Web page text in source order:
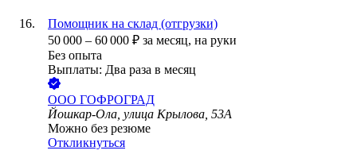
Помощник на склад (отгрузки)
50 000 – 60 000 ₽ за месяц, на руки
Без опыта
Выплаты: Два раза в месяц
ООО ГОФРОГРАД
Йошкар-Ола, улица Крылова, 53А
Можно без резюме
Откликнуться